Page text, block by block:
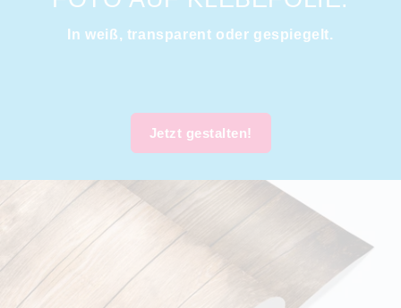
In weiß, transparent oder gespiegelt.
Jetzt gestalten!